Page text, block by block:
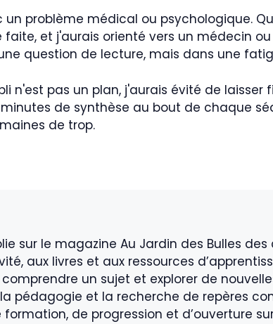
problème médical ou psychologique.
et j'aurais orienté vers un médecin
question de lecture, mais dans une
n'est pas un plan, j'aurais évité de laisser
de synthèse au bout de chaque
de trop.
sur le magazine Au Jardin des Bulles
aux livres et aux ressources
un sujet et explorer de
pédagogie et la recherche de repères
de progression et d’ouverture